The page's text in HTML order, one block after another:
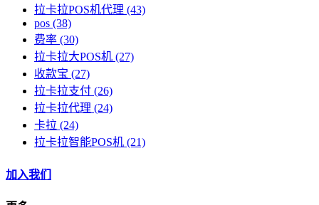
拉卡拉POS机代理 (43)
pos (38)
费率 (30)
拉卡拉大POS机 (27)
收款宝 (27)
拉卡拉支付 (26)
拉卡拉代理 (24)
卡拉 (24)
拉卡拉智能POS机 (21)
加入我们